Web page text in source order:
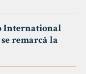
International
remarcă la